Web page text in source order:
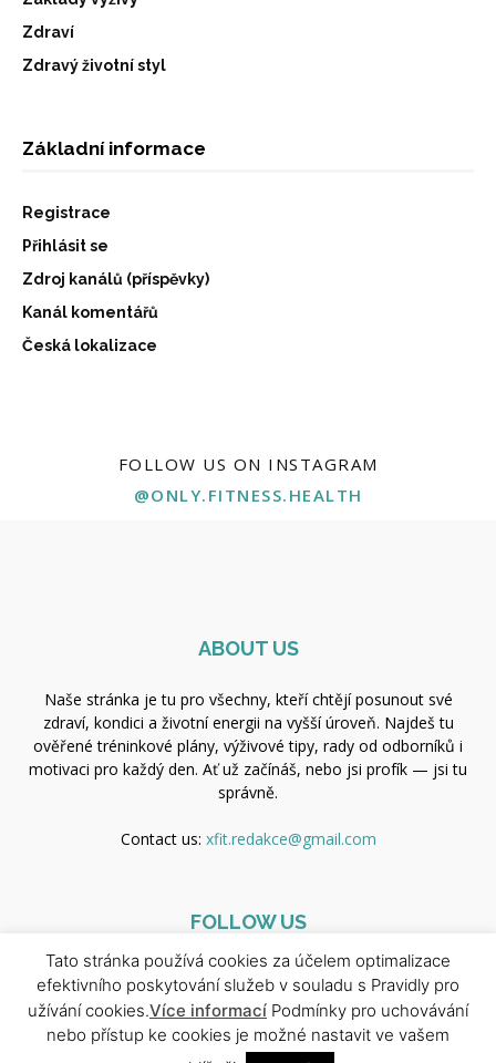
Zdraví
Zdravý životní styl
Základní informace
Registrace
Přihlásit se
Zdroj kanálů (příspěvky)
Kanál komentářů
Česká lokalizace
FOLLOW US ON INSTAGRAM
@ONLY.FITNESS.HEALTH
ABOUT US
Naše stránka je tu pro všechny, kteří chtějí posunout své
zdraví, kondici a životní energii na vyšší úroveň. Najdeš tu
ověřené tréninkové plány, výživové tipy, rady od odborníků i
motivaci pro každý den. Ať už začínáš, nebo jsi profík — jsi tu
správně.
Contact us: xfit.redakce@gmail.com
FOLLOW US
Tato stránka používá cookies za účelem optimalizace
efektivního poskytování služeb v souladu s Pravidly pro
užívání cookies.Více informací Podmínky pro uchovávání
nebo přístup ke cookies je možné nastavit ve vašem